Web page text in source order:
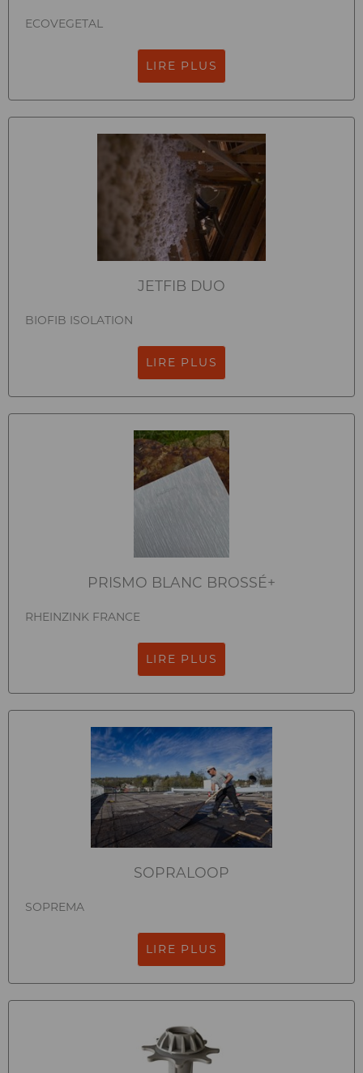
ECOVEGETAL
LIRE PLUS
JETFIB DUO
BIOFIB ISOLATION
LIRE PLUS
PRISMO BLANC BROSSÉ+
RHEINZINK FRANCE
LIRE PLUS
SOPRALOOP
SOPREMA
LIRE PLUS